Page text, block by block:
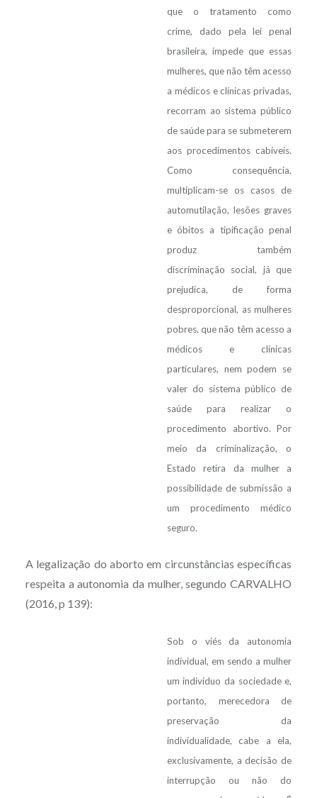
que o tratamento como
crime, dado pela lei penal
brasileira, impede que essas
mulheres, que não têm acesso
a médicos e clínicas privadas,
recorram ao sistema público
de saúde para se submeterem
aos procedimentos cabíveis.
Como consequência,
multiplicam-se os casos de
automutilação, lesões graves
e óbitos a tipificação penal
produz também
discriminação social, já que
prejudica, de forma
desproporcional, as mulheres
pobres, que não têm acesso a
médicos e clínicas
particulares, nem podem se
valer do sistema público de
saúde para realizar o
procedimento abortivo. Por
meio da criminalização, o
Estado retira da mulher a
possibilidade de submissão a
um procedimento médico
seguro.
A legalização do aborto em circunstâncias específicas
respeita a autonomia da mulher, segundo CARVALHO
(2016, p 139):
Sob o viés da autonomia
individual, em sendo a mulher
um indivíduo da sociedade e,
portanto, merecedora de
preservação da
individualidade, cabe a ela,
exclusivamente, a decisão de
interrupção ou não do